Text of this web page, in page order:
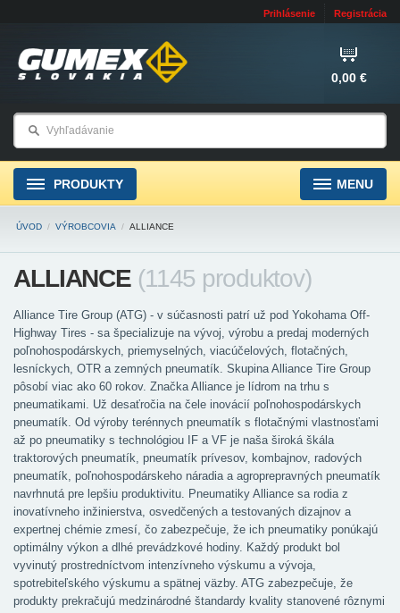
Prihlásenie Registrácia
0,00 €
PRODUKTY MENU
ÚVOD / VÝROBCOVIA / ALLIANCE
ALLIANCE (1145 produktov)
Alliance Tire Group (ATG) - v súčasnosti patrí už pod Yokohama Off-
Highway Tires - sa špecializuje na vývoj, výrobu a predaj moderných
poľnohospodárskych, priemyselných, viacúčelových, flotačných,
lesníckych, OTR a zemných pneumatík. Skupina Alliance Tire Group
pôsobí viac ako 60 rokov. Značka Alliance je lídrom na trhu s
pneumatikami. Už desaťročia na čele inovácií poľnohospodárskych
pneumatík. Od výroby terénnych pneumatík s flotačnými vlastnosťami
až po pneumatiky s technológiou IF a VF je naša široká škála
traktorových pneumatík, pneumatík prívesov, kombajnov, radových
pneumatík, poľnohospodárskeho náradia a agroprepravných pneumatík
navrhnutá pre lepšiu produktivitu. Pneumatiky Alliance sa rodia z
inovatívneho inžinierstva, osvedčených a testovaných dizajnov a
expertnej chémie zmesí, čo zabezpečuje, že ich pneumatiky ponúkajú
optimálny výkon a dlhé prevádzkové hodiny. Každý produkt bol
vyvinutý prostredníctvom intenzívneho výskumu a vývoja,
spotrebiteľského výskumu a spätnej väzby. ATG zabezpečuje, že
produkty prekračujú medzinárodné štandardy kvality stanovené rôznymi